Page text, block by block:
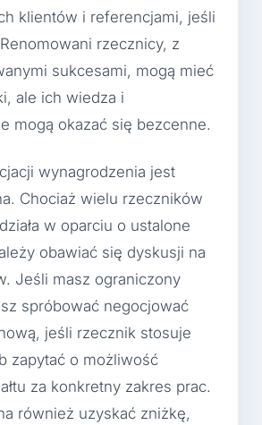
klientów i referencjami, jeśli
rzecznicy, z
sukcesami, mogą mieć
ale ich wiedza i
mogą okazać się bezcenne.
wynagrodzenia jest
Chociaż wielu rzeczników
w oparciu o ustalone
obawiać się dyskusji na
Jeśli masz ograniczony
spróbować negocjować
jeśli rzecznik stosuje
zapytać o możliwość
za konkretny zakres prac.
również uzyskać zniżkę,